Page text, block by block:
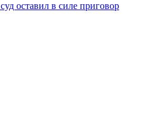
оставил в силе приговор